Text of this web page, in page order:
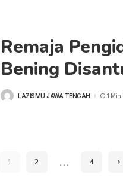
Remaja
Bening
POSTEDLAZISMU JAWA TENGAH 1 Min
1 2 … 4